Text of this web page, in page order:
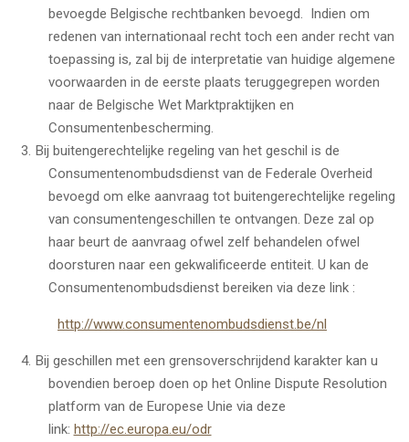
bevoegde Belgische rechtbanken bevoegd. Indien om
redenen van internationaal recht toch een ander recht van
toepassing is, zal bij de interpretatie van huidige algemene
voorwaarden in de eerste plaats teruggegrepen worden
naar de Belgische Wet Marktpraktijken en
Consumentenbescherming.
Bij buitengerechtelijke regeling van het geschil is de
Consumentenombudsdienst van de Federale Overheid
bevoegd om elke aanvraag tot buitengerechtelijke regeling
van consumentengeschillen te ontvangen. Deze zal op
haar beurt de aanvraag ofwel zelf behandelen ofwel
doorsturen naar een gekwalificeerde entiteit. U kan de
Consumentenombudsdienst bereiken via deze link :
http://www.consumentenombudsdienst.be/nl
Bij geschillen met een grensoverschrijdend karakter kan u
bovendien beroep doen op het Online Dispute Resolution
platform van de Europese Unie via deze
link: http://ec.europa.eu/odr